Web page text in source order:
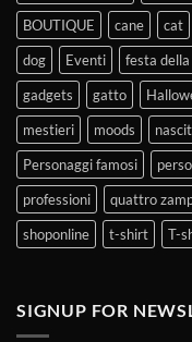
BOUTIQUE
cane cat
dog
Eventi festa
gadgets
gatto
mestieri
moods
Personaggi famosi
professioni
quattro
shoponline
t-shirt T-
SIGNUP FOR